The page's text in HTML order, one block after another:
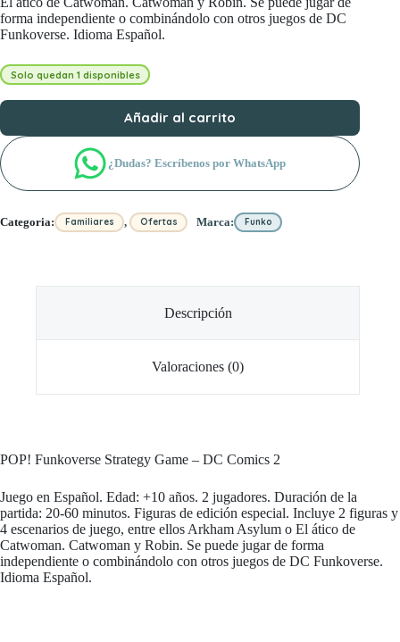
forma independiente o combinándolo con otros juegos de DC
Funkoverse. Idioma Español.
Solo quedan 1 disponibles
Añadir al carrito
¿Dudas? Escríbenos por WhatsApp
Categoria: Familiares , Ofertas Marca: Funko
Descripción
Valoraciones (0)
POP! Funkoverse Strategy Game – DC Comics 2
Juego en Español. Edad: +10 años. 2 jugadores. Duración de la
partida: 20-60 minutos. Figuras de edición especial. Incluye 2 figuras y
4 escenarios de juego, entre ellos Arkham Asylum o El ático de
Catwoman. Catwoman y Robin. Se puede jugar de forma
independiente o combinándolo con otros juegos de DC Funkoverse.
Idioma Español.